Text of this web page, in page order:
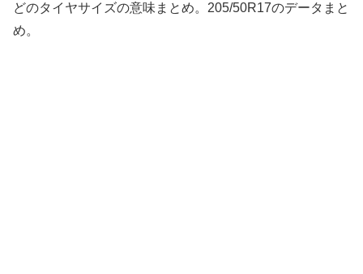
どのタイヤサイズの意味まとめ。205/50R17のデータまと
め。